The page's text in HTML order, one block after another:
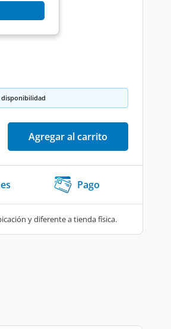
disponibilidad
Agregar al carrito
Pago
y diferente a tienda física.